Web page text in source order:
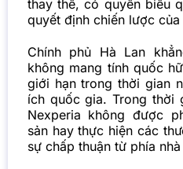
thay thế, có quyền biểu
quyết định chiến lược
Chính phủ Hà Lan
không mang tính quốc
giới hạn trong thời gian
ích quốc gia. Trong thời
Nexperia không được
sản hay thực hiện các
sự chấp thuận từ phía